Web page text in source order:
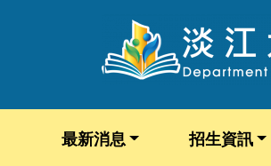
最新消息 招生資訊